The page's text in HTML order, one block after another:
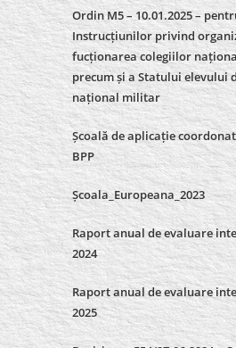
Ordin M5 – 10.01.2025 –
Instrucțiunilor privind
fucționarea colegiilor
precum și a Statului elevului
național militar
Școală de aplicație
BPP
Școala_Europeana_2023
Raport anual de evaluare
2024
Raport anual de evaluare
2025